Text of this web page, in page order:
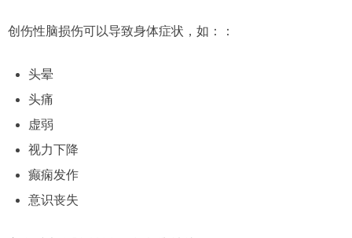
创伤性脑损伤可以导致身体症状，如：：
头晕
头痛
虚弱
视力下降
癫痫发作
意识丧失